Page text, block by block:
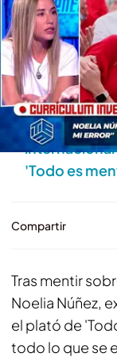
Todo es
24 JUL 2025 -
Ya tienes
24 de julio
Ponte al día
'Todo es
Compartir
Tras mentir
Noelia Núñez,
el plató de
todo lo que se